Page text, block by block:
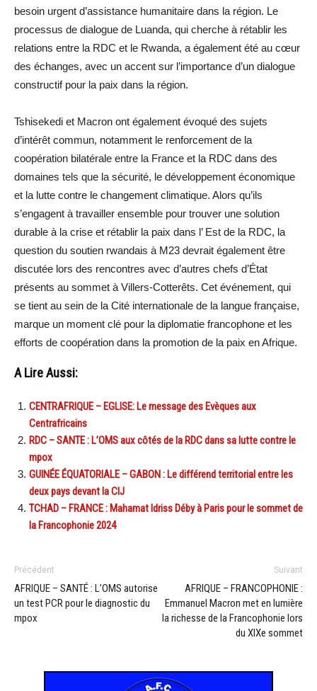
besoin urgent d’assistance humanitaire dans la région. Le
processus de dialogue de Luanda, qui cherche à rétablir les
relations entre la RDC et le Rwanda, a également été au cœur
des échanges, avec un accent sur l’importance d’un dialogue
constructif pour la paix dans la région.
Tshisekedi et Macron ont également évoqué des sujets
d’intérêt commun, notamment le renforcement de la
coopération bilatérale entre la France et la RDC dans des
domaines tels que la sécurité, le développement économique
et la lutte contre le changement climatique. Alors qu’ils
s’engagent à travailler ensemble pour trouver une solution
durable à la crise et rétablir la paix dans l’ Est de la RDC, la
question du soutien rwandais à M23 devrait également être
discutée lors des rencontres avec d’autres chefs d’État
présents au sommet à Villers-Cotterêts. Cet événement, qui
se tient au sein de la Cité internationale de la langue française,
marque un moment clé pour la diplomatie francophone et les
efforts de coopération dans la promotion de la paix en Afrique.
A Lire Aussi:
CENTRAFRIQUE – EGLISE: Le message des Evèques aux
Centrafricains
RDC – SANTE : L’OMS aux côtés de la RDC dans sa lutte contre le
mpox
GUINÉE ÉQUATORIALE – GABON : Le différend territorial entre les
deux pays devant la CIJ
TCHAD – FRANCE : Mahamat Idriss Déby à Paris pour le sommet de
la Francophonie 2024
Précédent
AFRIQUE – SANTÉ : L’OMS autorise
un test PCR pour le diagnostic du
mpox
Suivant
AFRIQUE – FRANCOPHONIE :
Emmanuel Macron met en lumière
la richesse de la Francophonie lors
du XIXe sommet